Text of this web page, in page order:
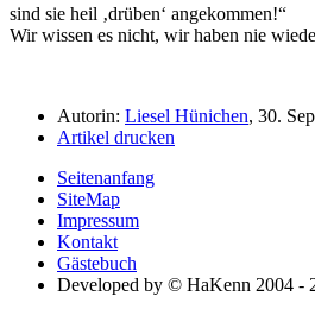
sind sie heil drüben angekommen!
Wir wissen es nicht, wir haben nie
Autorin: Liesel Hünichen, 30.
Artikel drucken
Seitenanfang
SiteMap
Impressum
Kontakt
Gästebuch
Developed by © HaKenn 2004 -